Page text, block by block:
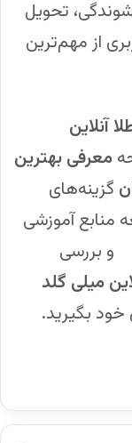
تحویل
از مهم‌ترین
آنلاین
معرفی بهترین
گزینه‌های
منابع آموزشی
و بررسی
میلی گلد
خود بگیرید.